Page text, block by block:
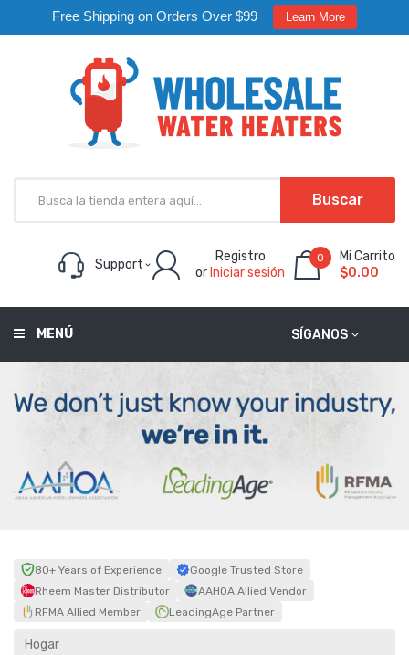
Free Shipping on Orders Over $99 Learn More
Buscar
Support
Registro
or Iniciar sesión
0
Mi Carrito
$0.00
SÍGANOS
MENÚ
80+ Years of Experience
Google Trusted Store
Rheem Master Distributor
AAHOA Allied Vendor
RFMA Allied Member
LeadingAge Partner
Hogar